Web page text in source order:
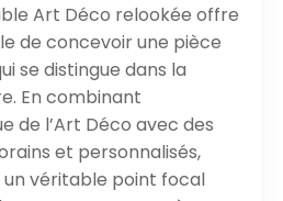
Art Déco relookée offre
de concevoir une pièce
se distingue dans la
En combinant
de l’Art Déco avec des
et personnalisés,
véritable point focal